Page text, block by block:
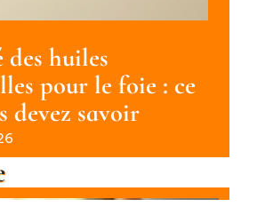
huiles
pour le foie : ce
devez savoir